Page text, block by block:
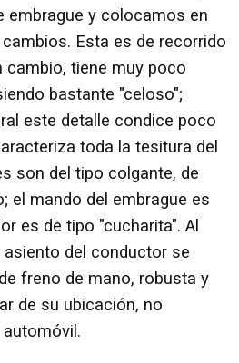
embrague y colocamos en
Esta es de recorrido
cambio, tiene muy poco
bastante "celoso";
este detalle condice poco
toda la tesitura del
son del tipo colgante, de
el mando del embrague es
es de tipo "cucharita". Al
del conductor se
freno de mano, robusta y
de su ubicación, no